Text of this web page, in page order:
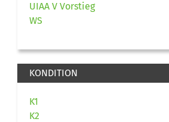
UIAA V Vorstieg
WS
KONDITION
K1
K2